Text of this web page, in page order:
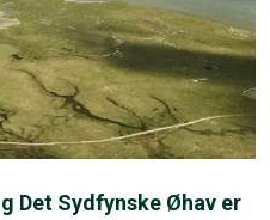
Det Sydfynske Øhav er